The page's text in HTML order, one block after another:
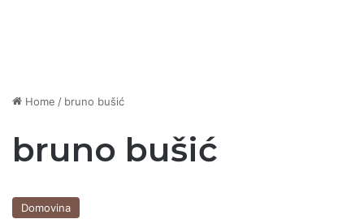
Home / bruno bušić
bruno bušić
Domovina